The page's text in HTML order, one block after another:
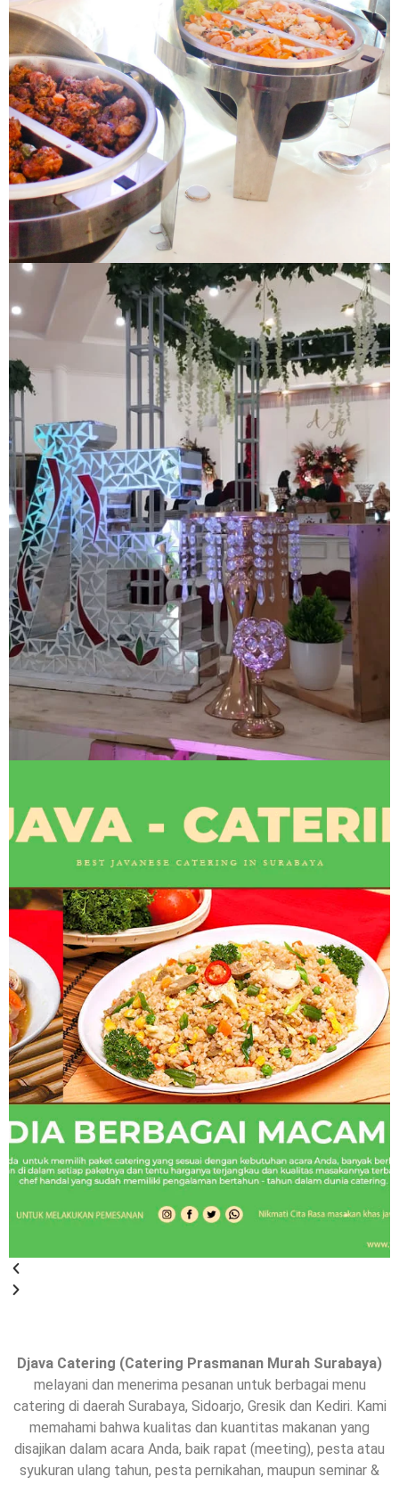
Djava Catering (Catering Prasmanan Murah Surabaya)
melayani dan menerima pesanan untuk berbagai menu
catering di daerah Surabaya, Sidoarjo, Gresik dan Kediri. Kami
memahami bahwa kualitas dan kuantitas makanan yang
disajikan dalam acara Anda, baik rapat (meeting), pesta atau
syukuran ulang tahun, pesta pernikahan, maupun seminar &